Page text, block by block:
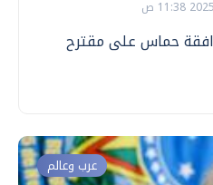
بموافقة حماس على مقترح
عرب وعالم